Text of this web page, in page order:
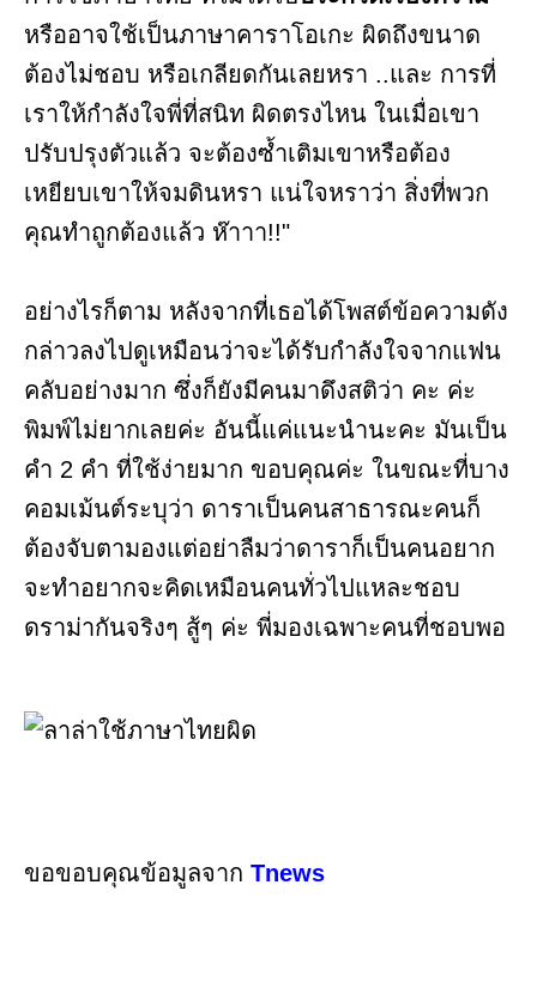
หรืออาจใช้เป็นภาษาคาราโอเกะ ผิดถึงขนาด
ต้องไม่ชอบ หรือเกลียดกันเลยหรา ..และ การที่
เราให้กำลังใจพี่ที่สนิท ผิดตรงไหน ในเมื่อเขา
ปรับปรุงตัวแล้ว จะต้องซ้ำเติมเขาหรือต้อง
เหยียบเขาให้จมดินหรา แน่ใจหราว่า สิ่งที่พวก
คุณทำถูกต้องแล้ว ห๊าาา!!"
อย่างไรก็ตาม หลังจากที่เธอได้โพสต์ข้อความดัง
กล่าวลงไปดูเหมือนว่าจะได้รับกำลังใจจากแฟน
คลับอย่างมาก ซึ่งก็ยังมีคนมาดึงสติว่า คะ ค่ะ
พิมพ์ไม่ยากเลยค่ะ อันนี้แค่แนะนำนะคะ มันเป็น
คำ 2 คำ ที่ใช้ง่ายมาก ขอบคุณค่ะ ในขณะที่บาง
คอมเม้นต์ระบุว่า ดาราเป็นคนสาธารณะคนก็
ต้องจับตามองแต่อย่าลืมว่าดาราก็เป็นคนอยาก
จะทำอยากจะคิดเหมือนคนทั่วไปแหละชอบ
ดราม่ากันจริงๆ สู้ๆ ค่ะ พี่มองเฉพาะคนที่ชอบพอ
ขอขอบคุณข้อมูลจาก Tnews